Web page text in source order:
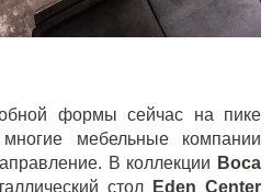
формы сейчас на пике
мебельные компании
В коллекции Boca
стол
Eden Center